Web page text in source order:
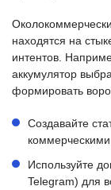
находятся на
интентов.
аккумулятор
формировать
Создавайте
Используйте
Telegram) для